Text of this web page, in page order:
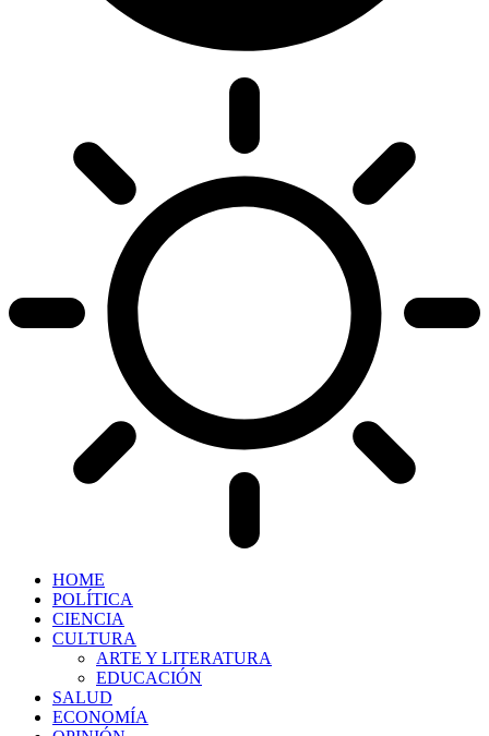
HOME
POLÍTICA
CIENCIA
CULTURA
ARTE Y LITERATURA
EDUCACIÓN
SALUD
ECONOMÍA